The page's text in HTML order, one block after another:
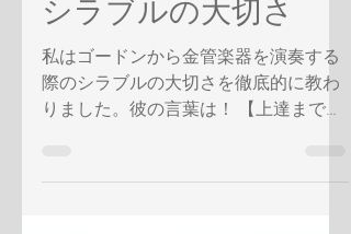
シラブルの大切さ
私はゴードンから金管楽器を演奏する
ても時間がかかるから、つべこべと能